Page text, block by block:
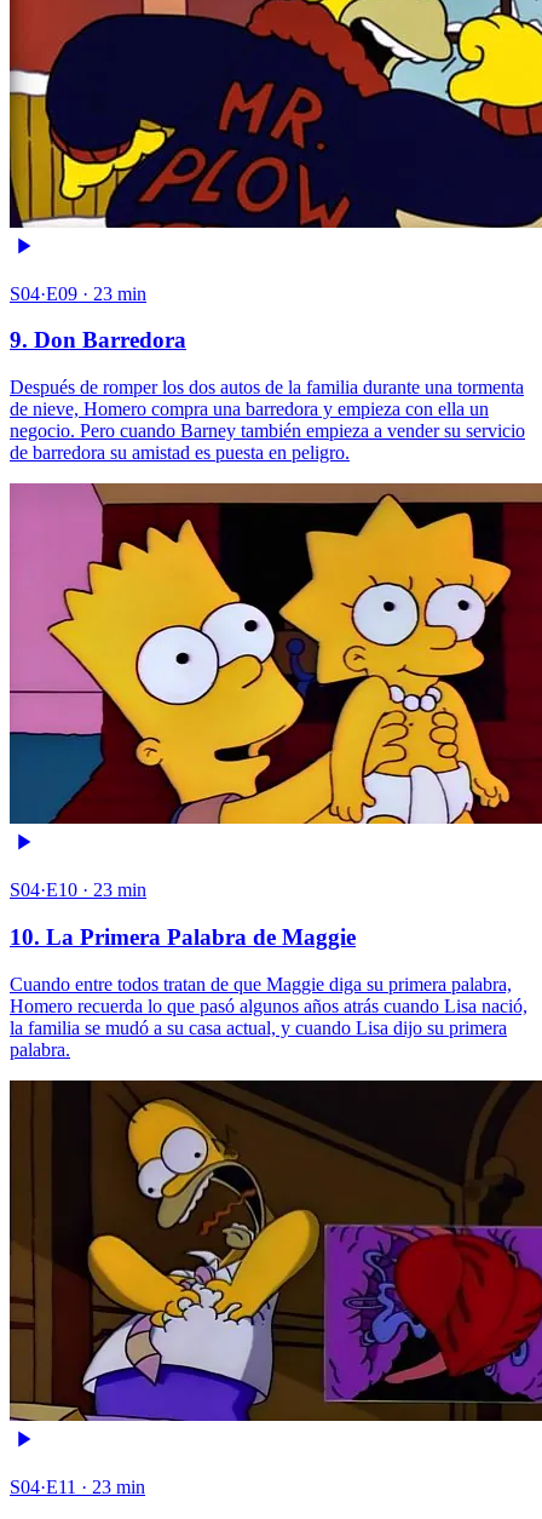
S04·E09 · 23 min
9. Don Barredora
Después de romper los dos autos de la familia durante una tormenta
de nieve, Homero compra una barredora y empieza con ella un
negocio. Pero cuando Barney también empieza a vender su servicio
de barredora su amistad es puesta en peligro.
S04·E10 · 23 min
10. La Primera Palabra de Maggie
Cuando entre todos tratan de que Maggie diga su primera palabra,
Homero recuerda lo que pasó algunos años atrás cuando Lisa nació,
la familia se mudó a su casa actual, y cuando Lisa dijo su primera
palabra.
S04·E11 · 23 min